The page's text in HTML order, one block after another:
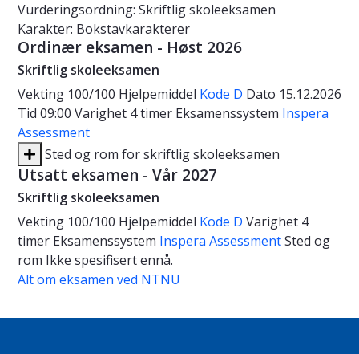
Vurderingsordning: Skriftlig skoleeksamen
Karakter: Bokstavkarakterer
Ordinær eksamen - Høst 2026
Skriftlig skoleeksamen
Vekting 100/100 Hjelpemiddel Kode D Dato 15.12.2026
Tid 09:00 Varighet 4 timer Eksamenssystem Inspera
Assessment
Sted og rom for skriftlig skoleeksamen
Utsatt eksamen - Vår 2027
Skriftlig skoleeksamen
Vekting 100/100 Hjelpemiddel Kode D Varighet 4
timer Eksamenssystem Inspera AssessmentSted og
rom Ikke spesifisert ennå.
Alt om eksamen ved NTNU